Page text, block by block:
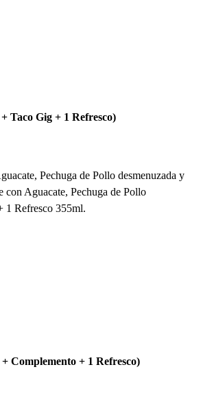
Taco Gig + 1 Refresco)
Pechuga de Pollo desmenuzada y
con Aguacate, Pechuga de Pollo
1 Refresco 355ml.
Complemento + 1 Refresco)